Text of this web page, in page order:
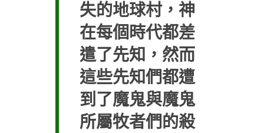
失的地球村，神
在每個時代都差
遣了先知，然而
這些先知們都遭
到了魔鬼與魔鬼
所屬牧者們的殺